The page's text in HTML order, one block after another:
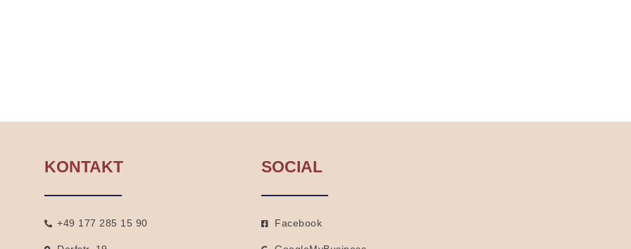
KONTAKT
+49 177 285 15 90
SOCIAL
Facebook